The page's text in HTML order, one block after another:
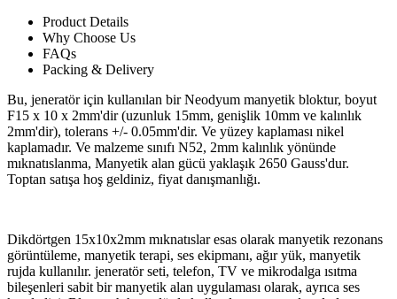
Product Details
Why Choose Us
FAQs
Packing & Delivery
Bu, jeneratör için kullanılan bir Neodyum manyetik bloktur, boyut
F15 x 10 x 2mm'dir (uzunluk 15mm, genişlik 10mm ve kalınlık
2mm'dir), tolerans +/- 0.05mm'dir. Ve yüzey kaplaması nikel
kaplamadır. Ve malzeme sınıfı N52, 2mm kalınlık yönünde
mıknatıslanma, Manyetik alan gücü yaklaşık 2650 Gauss'dur.
Toptan satışa hoş geldiniz, fiyat danışmanlığı.
Dikdörtgen 15x10x2mm mıknatıslar esas olarak manyetik rezonans
görüntüleme, manyetik terapi, ses ekipmanı, ağır yük, manyetik
rujda kullanılır. jeneratör seti, telefon, TV ve mikrodalga ısıtma
bileşenleri sabit bir manyetik alan uygulaması olarak, ayrıca ses